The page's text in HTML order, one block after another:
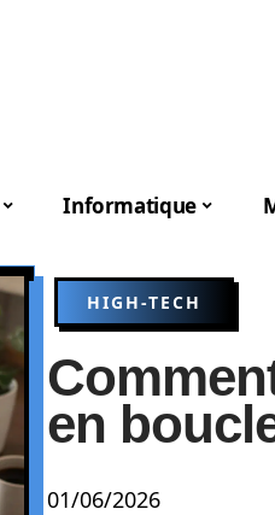
Informatique
HIGH-TECH
en
01/06/2026